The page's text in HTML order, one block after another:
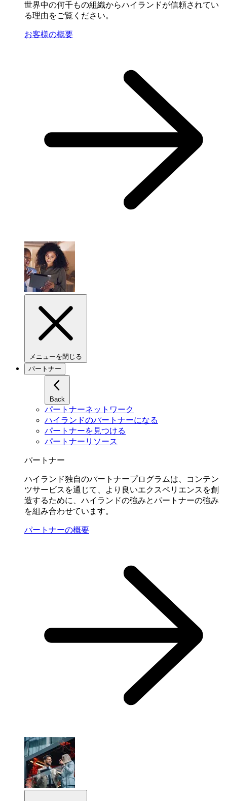
世界中の何千もの組織からハイランドが信頼されてい
る理由をご覧ください。
お客様の概要
メニューを閉じる
パートナー
Back
パートナーネットワーク
ハイランドのパートナーになる
パートナーを見つける
パートナーリソース
パートナー
ハイランド独自のパートナープログラムは、コンテン
ツサービスを通じて、より良いエクスペリエンスを創
造するために、ハイランドの強みとパートナーの強み
を組み合わせています。
パートナーの概要